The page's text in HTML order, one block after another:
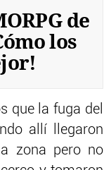
de
los
que la fuga del
allí llegaron
zona pero no